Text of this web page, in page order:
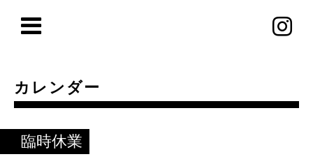
カレンダー
臨時休業